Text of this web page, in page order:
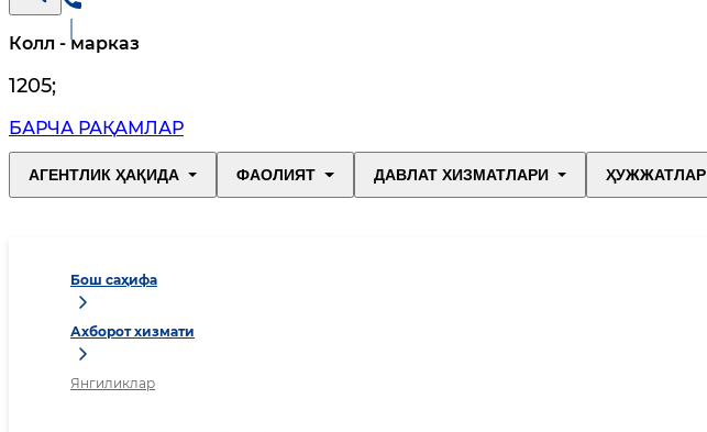
Колл - марказ
1205;
БАРЧА РАҚАМЛАР
АГЕНТЛИК ҲАҚИДА ФАОЛИЯТ ДАВЛАТ ХИЗМАТЛАРИ ҲУЖЖАТЛАР
Бош саҳифа
Ахборот хизмати
Янгиликлар